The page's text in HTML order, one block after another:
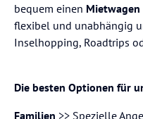
bequem einen Mietwagen
flexibel und unabhängig
Inselhopping, Roadtrips
Die besten Optionen für
Familien >> Spezielle